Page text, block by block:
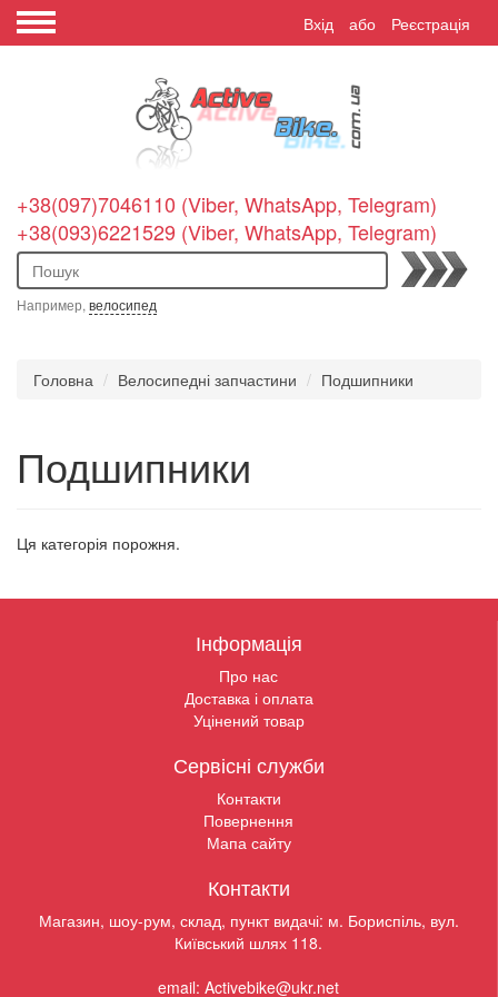
Вхід або Реєстрація
+38(097)7046110 (Viber, WhatsApp, Telegram)
+38(093)6221529 (Viber, WhatsApp, Telegram)
Пошук
Например, велосипед
Головна Велосипедні запчастини Подшипники
Подшипники
Ця категорія порожня.
Інформація
Про нас
Доставка і оплата
Уцінений товар
Сервісні служби
Контакти
Повернення
Мапа сайту
Контакти
Магазин, шоу-рум, склад, пункт видачі: м. Бориспіль, вул.
Київський шлях 118.
email: Activebike@ukr.net